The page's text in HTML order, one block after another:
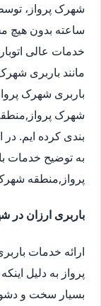
ساعته بدون هیچ
خدمات عالی
مانند باربری
باربری شهرک
شهرک
بندی کرده ایم.
به توضیح خدمات
پرواز,منطقه
باربری ارزان در
ارائه خدمات
پرواز به دلیل
بسیار سخت و